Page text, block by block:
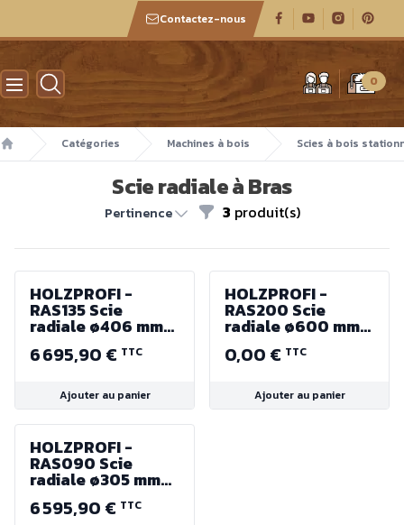
Contactez-nous
Atelier des boiseux 0
Accueil
Catégories Machines à bois Scies à bois
Scie radiale à Bras
Pertinence Filtres
3 produit(s)
HOLZPROFI -
RAS135 Scie
radiale ø406 mm
Hauteur de coupe
135 mm -
4Kw/5.5CV
6 695,90 € TTC
Ajouter au panier
HOLZPROFI -
RAS200 Scie
radiale ø600 mm
Hauteur de coupe
200 mm -
5.5Kw/7.5CV
0,00 € TTC
Ajouter au panier
HOLZPROFI -
RAS090 Scie
radiale ø305 mm
Hauteur de coupe
90 mm -
6 595,90 € TTC